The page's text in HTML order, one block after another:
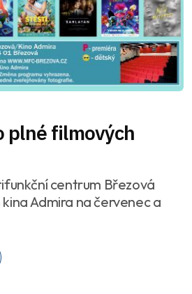
plné filmových
centrum Březová
Admira na červenec a